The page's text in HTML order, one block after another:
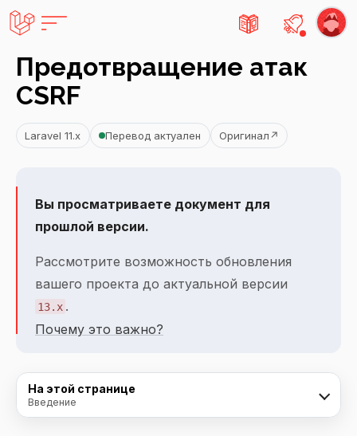
Есть не
Предотвращение атак
CSRF
Laravel 11.x Перевод актуален Оригинал ↗
Вы просматриваете документ для
прошлой версии.
Рассмотрите возможность обновления
вашего проекта до актуальной версии
13.x .
Почему это важно?
На этой странице
Введение